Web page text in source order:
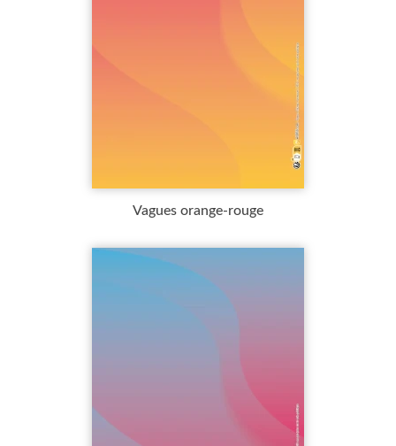
Vagues orange-rouge